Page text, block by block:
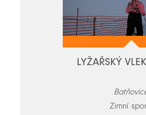
LYŽAŘSKÝ
Zimní